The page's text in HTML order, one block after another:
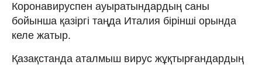
Коронавируспен ауыратындардың саны
бойынша қазіргі таңда Италия бірінші орында
келе жатыр.
Қазақстанда аталмыш вирус жұқтырғандардың